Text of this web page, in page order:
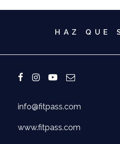
HAZ QUE
info@fitpass.com
www.fitpass.com